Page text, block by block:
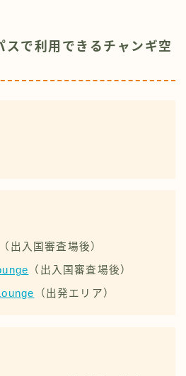
スで利用できるチャンギ空
（出入国審査場後）
（出入国審査場後）
（出発エリア）